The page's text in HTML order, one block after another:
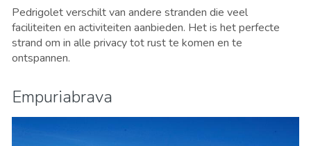
Pedrigolet verschilt van andere stranden die veel
faciliteiten en activiteiten aanbieden. Het is het perfecte
strand om in alle privacy tot rust te komen en te
ontspannen.
Empuriabrava